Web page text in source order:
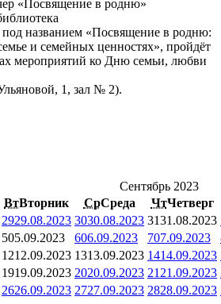
под названием «Посвящение в родню:
и семейных ценностях», пройдёт
мероприятий ко Дню семьи, любви
1, зал № 2).
Сентябрь 2023
ВтВторник СрСреда ЧтЧетверг
2929.08.2023 3030.08.2023 3131.08.2023
505.09.2023 606.09.2023 707.09.2023
1212.09.2023 1313.09.2023 1414.09.2023
1919.09.2023 2020.09.2023 21 21.09.2023
2626.09.2023 2727.09.2023 2828.09.2023